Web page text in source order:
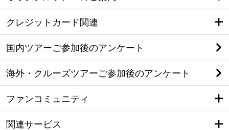
クレジットカード関連
国内ツアーご参加後のアンケート
海外・クルーズツアーご参加後のアンケート
ファンコミュニティ
関連サービス